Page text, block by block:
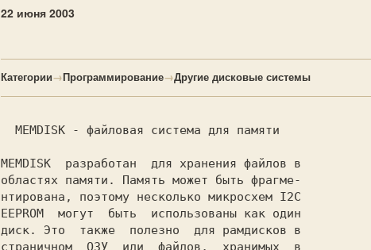
22 июня 2003
Категории→Программирование→Другие дисковые системы
  MEMDISK - файловая система для памяти
MEMDISK  разработан  для хранения файлов в
областях памяти. Память может быть фрагме-
нтирована, поэтому несколько микросхем I2C
EEPROM  могут  быть  использованы как один
диск. Это  также  полезно  для рамдисков в
страничном  ОЗУ  или  файлов,  хранимых  в